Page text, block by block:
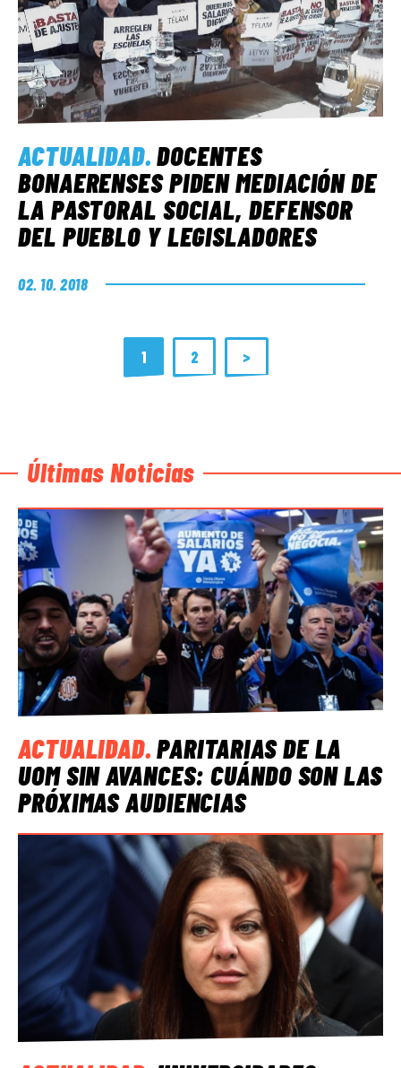
ACTUALIDAD.DOCENTES
BONAERENSES PIDEN MEDIACIÓN DE
LA PASTORAL SOCIAL, DEFENSOR
DEL PUEBLO Y LEGISLADORES
02. 10. 2018
1 2 >
Últimas Noticias
ACTUALIDAD.PARITARIAS DE LA
UOM SIN AVANCES: CUÁNDO SON LAS
PRÓXIMAS AUDIENCIAS